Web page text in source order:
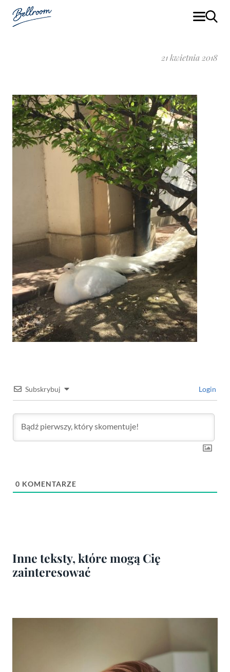
21 kwietnia 2018
Subskrybuj Login
0 KOMENTARZE
Inne teksty, które mogą Cię
zainteresować